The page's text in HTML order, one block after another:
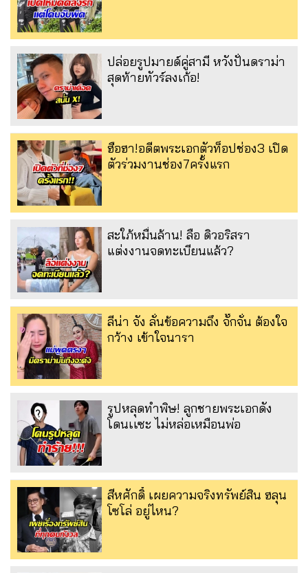
ปล่อยรูปมายด์คู่สามี หวังปั่นดราม่า
สุดท้ายทัวร์ลงเก้อ!
ฮือฮา!อดีตพระเอกตัวท็อปช่อง3 เปิด
ตัวร่วมงานช่อง7ครั้งแรก
สะใภ้หมื่นล้าน! ลือ ดิวอริสรา
แต่งงานจดทะเบียนแล้ว?
ลีน่า จัง ลั่นข้อความถึง จั๊กจั่น ต้องใจ
กว้าง เข้าใจนารา
รูปหลุดทำพิษ! ลูกชายพระเอกดัง
โดนเเซะ ไม่หล่อเหมือนพ่อ
สีหศักดิ์ เผยความจริงทรัพย์สิน ฮลุน
โซโล่ อยู่ไหน?